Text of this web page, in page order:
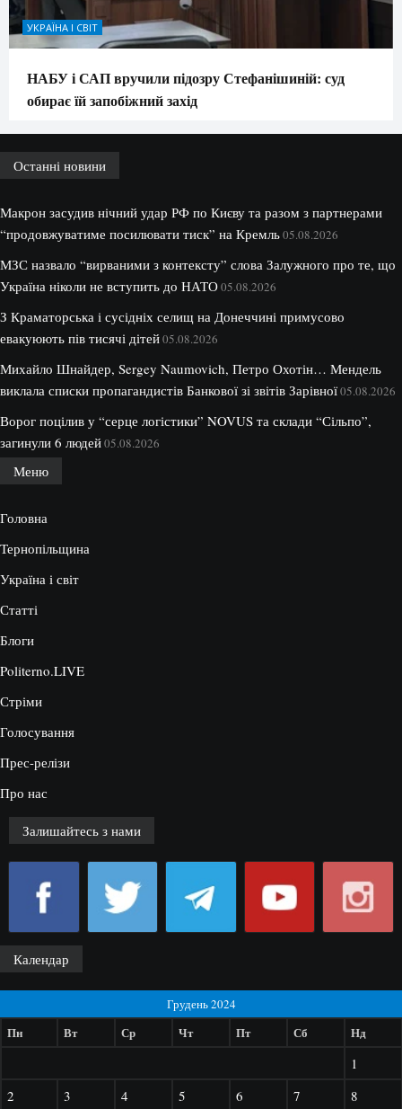
УКРАЇНА І СВІТ
НАБУ і САП вручили підозру Стефанішиній: суд
обирає їй запобіжний захід
Останні новини
Макрон засудив нічний удар РФ по Києву та разом з партнерами
“продовжуватиме посилювати тиск” на Кремль05.08.2026
МЗС назвало “вирваними з контексту” слова Залужного про те, що
Україна ніколи не вступить до НАТО05.08.2026
З Краматорська і сусідніх селищ на Донеччині примусово
евакуюють пів тисячі дітей05.08.2026
Михайло Шнайдер, Sergey Naumovich, Петро Охотін… Мендель
виклала списки пропагандистів Банкової зі звітів Зарівної05.08.2026
Ворог поцілив у “серце логістики” NOVUS та склади “Сільпо”,
загинули 6 людей05.08.2026
Меню
Головна
Тернопільщина
Україна і світ
Статті
Блоги
Politerno.LIVE
Стріми
Голосування
Прес-релізи
Про нас
Залишайтесь з нами
Календар
Грудень 2024
Пн Вт Ср Чт Пт Сб Нд
1
2
3 4 5 6 7 8